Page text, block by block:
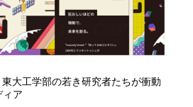
大工学部の若き研究者たちが衝動
ィア